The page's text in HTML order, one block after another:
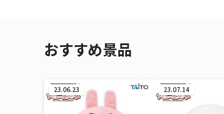
おすすめ景品
23.06.23 23.07.14